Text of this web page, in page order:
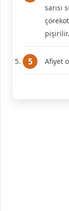
sarısı
pişirilir.
Afiyet